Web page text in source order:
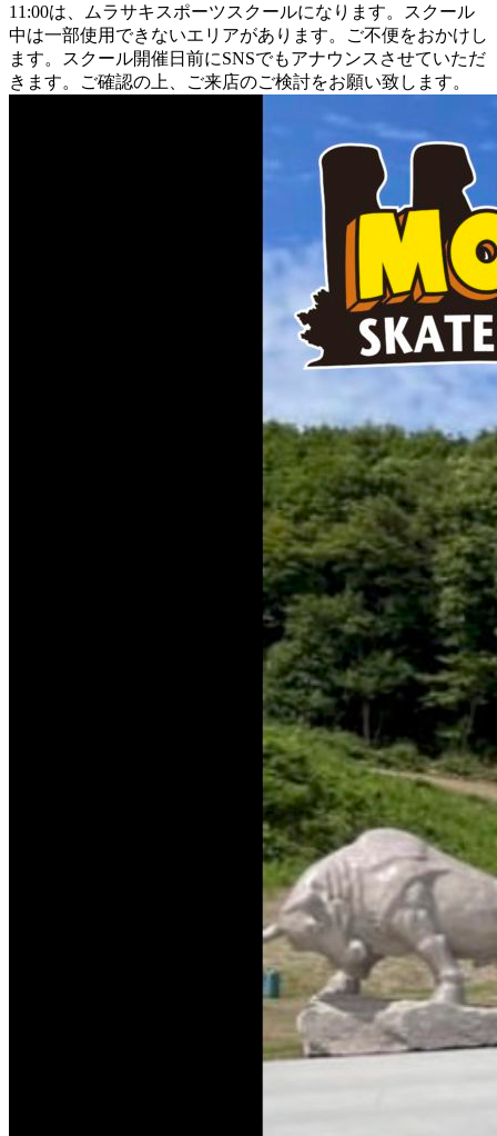
11:00は、ムラサキスポーツスクールになります。スクール
中は一部使用できないエリアがあります。ご不便をおかけし
ます。スクール開催日前にSNSでもアナウンスさせていただ
きます。ご確認の上、ご来店のご検討をお願い致します。